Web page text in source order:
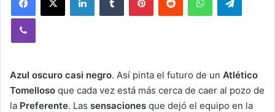
Azul oscuro casi negro. Así pinta el futuro de un Atlético
Tomelloso que cada vez está más cerca de caer al pozo de
la Preferente. Las sensaciones que dejó el equipo en la